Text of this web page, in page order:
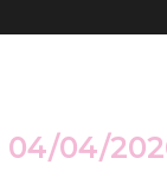
04/04/